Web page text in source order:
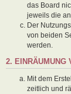
das Board
jeweils die
Der
von beiden
werden.
2. EINRÄUMUNG
Mit dem
zeitlich und